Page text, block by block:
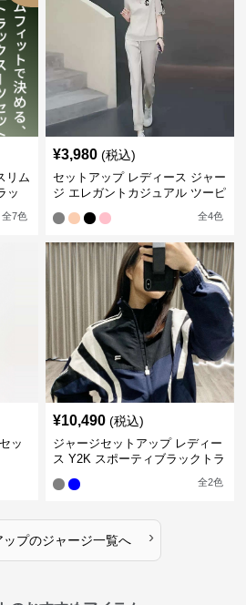
リム
ッ
全7色
¥3,980 (税込)
セットアップ レディース ジャー
ジ エレガントカジュアル ツーピ
全4色
ッ
¥10,490 (税込)
ジャージセットアップ レディー
ス Y2K スポーティブラックトラ
全2色
ップのジャージ一覧へ ›